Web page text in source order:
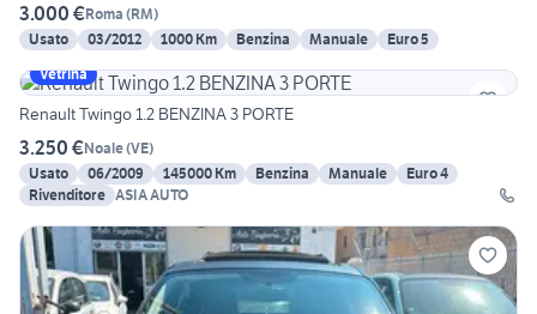
3.000 €Roma (RM)
Usato
03/2012 1000 Km Benzina Manuale
Euro 5
Vetrina
Renault Twingo 1.2 BENZINA 3 PORTE
3.250 €Noale(VE)
Usato
06/2009 145000 Km Benzina Manuale
Euro 4
Rivenditore ASIA AUTO